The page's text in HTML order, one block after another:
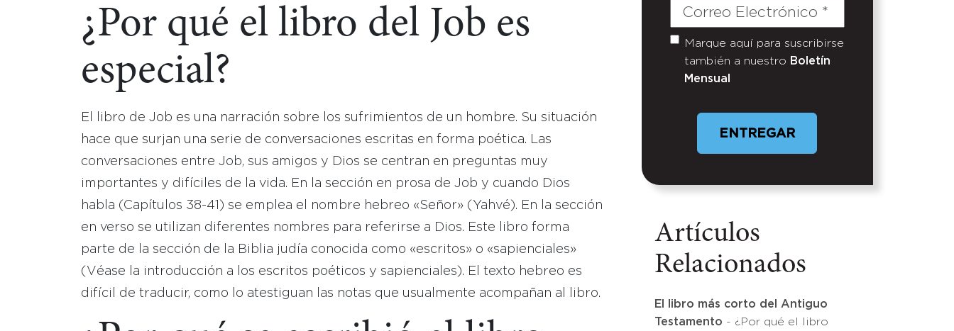
¿Por qué el libro del Job es
especial?
El libro de Job es una narración sobre los sufrimientos de un hombre. Su situación
hace que surjan una serie de conversaciones escritas en forma poética. Las
conversaciones entre Job, sus amigos y Dios se centran en preguntas muy
importantes y difíciles de la vida. En la sección en prosa de Job y cuando Dios
habla (Capítulos 38-41) se emplea el nombre hebreo «Señor» (Yahvé). En la sección
en verso se utilizan diferentes nombres para referirse a Dios. Este libro forma
parte de la sección de la Biblia judía conocida como «escritos» o «sapienciales»
(Véase la introducción a los escritos poéticos y sapienciales). El texto hebreo es
difícil de traducir, como lo atestiguan las notas que usualmente acompañan al libro.
Correo
Untitled
Marque aquí para suscribirse
también a nuestro Boletín
Mensual
Artículos
Relacionados
El libro más corto del Antiguo
Testamento - ¿Por qué el libro